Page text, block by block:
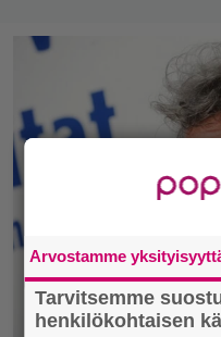
Arvostamme
Tarvitsemme
henkilökohtaisen